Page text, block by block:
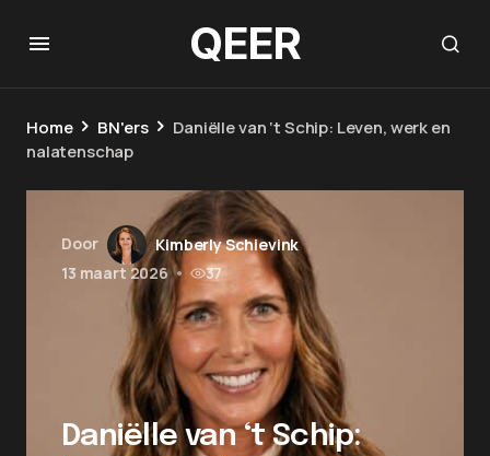
QEER
Home BN'ers
Daniëlle van ‘t Schip: Leven, werk en
nalatenschap
Door
Kimberly Schievink
13 maart 2026 • 37
Daniëlle van ‘t Schip: